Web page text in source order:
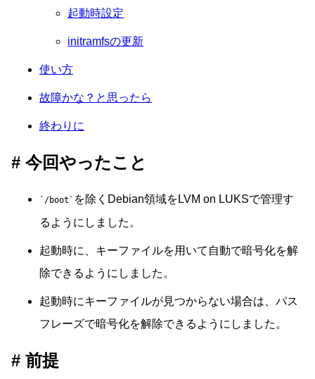
起動時設定
initramfsの更新
使い方
故障かな？と思ったら
終わりに
今回やったこと
/boot
を除くDebian領域をLVM on LUKSで管理す
るようにしました。
起動時に、キーファイルを用いて自動で暗号化を解
除できるようにしました。
起動時にキーファイルが見つからない場合は、パス
フレーズで暗号化を解除できるようにしました。
前提